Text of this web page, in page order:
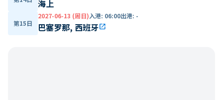
海上
第15日
2027-06-13 (周日)入港: 06:00出港: -
巴塞罗那, 西班牙open_in_new